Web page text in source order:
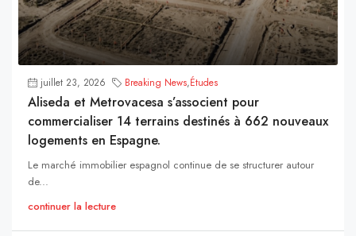
juillet 23, 2026 Breaking News,Études
Aliseda et Metrovacesa s’associent pour
commercialiser 14 terrains destinés à 662 nouveaux
logements en Espagne.
Le marché immobilier espagnol continue de se structurer autour
de...
continuer la lecture